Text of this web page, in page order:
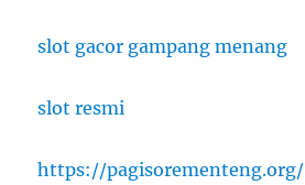
slot gacor gampang menang
slot resmi
https://pagisorementeng.org/